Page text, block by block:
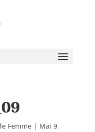
Femme| Mai 9,